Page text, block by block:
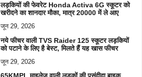
लड़कियों की फेवरेट Honda Activa 6G स्कूटर को
खरीदने का शानदार मौका, मात्र 20000 में ले आए
जून 29, 2026
नये फीचर वाली TVS Raider 125 स्कूटर लड़कियों
को पटाने के लिए है बेस्ट, मिलते हैं यह खास फीचर
जून 29, 2026